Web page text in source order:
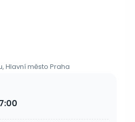
Hlavní město Praha